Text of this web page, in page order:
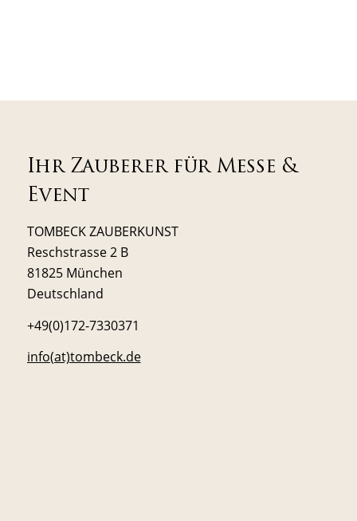
Ihr Zauberer für Messe &
Event
TOMBECK ZAUBERKUNST
Reschstrasse 2 B
81825 München
Deutschland
+49(0)172-7330371
info(at)tombeck.de